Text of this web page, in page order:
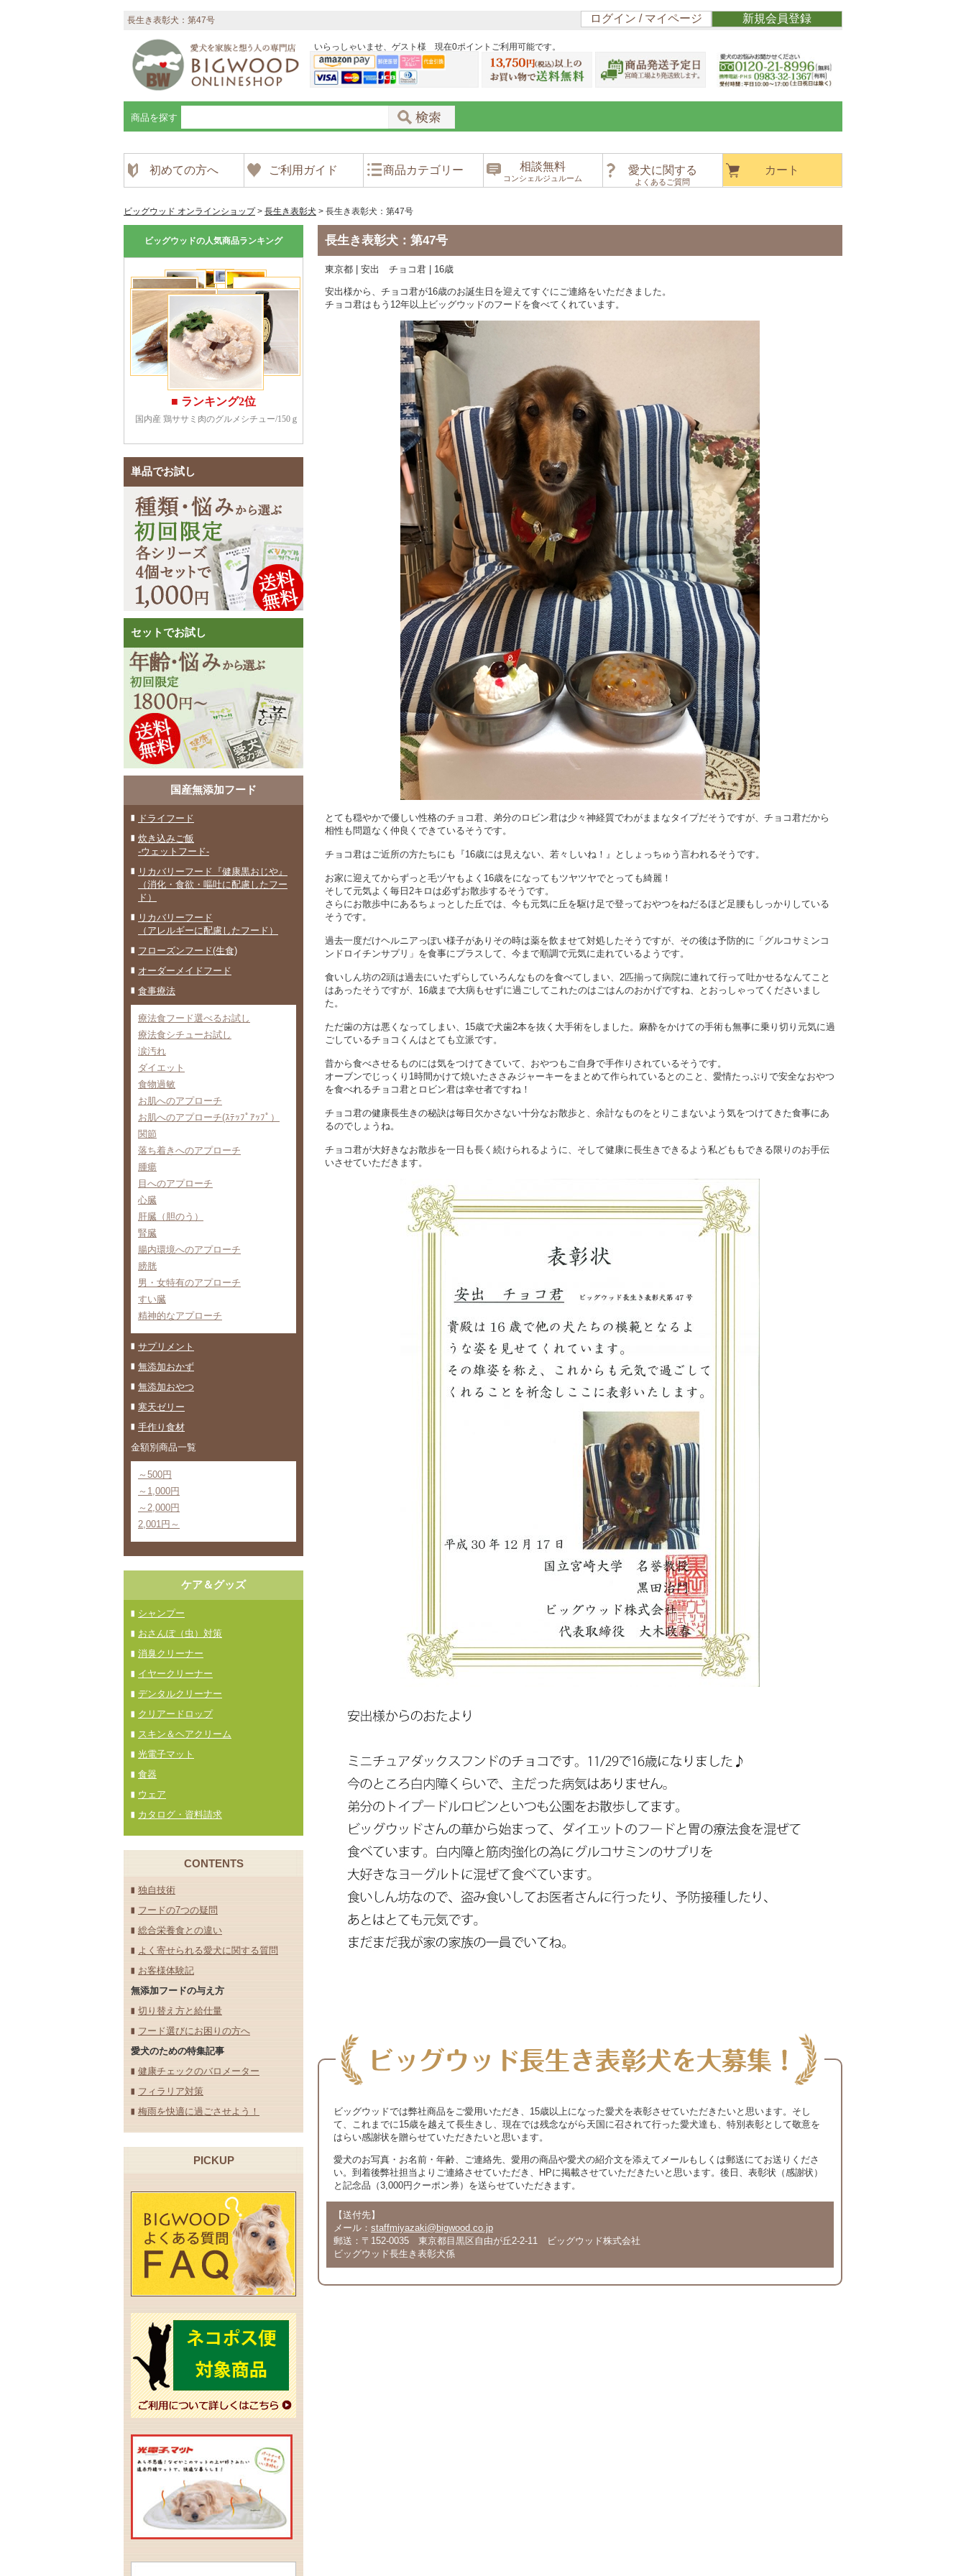
長生き表彰犬：第47号 ログイン / マイページ 新規会員登録
いらっしゃいませ、ゲスト様 現在0ポイントご利用可能です。
商品を探す
初めての方へ ご利用ガイド 商品カテゴリー 相談無料
コンシェルジュルーム
愛犬に関する
よくあるご質問
カート
ビッグウッド オンラインショップ> 長生き表彰犬 > 長生き表彰犬：第47号
長生き表彰犬：第47号
東京都 | 安出 チョコ君 | 16歳
安出様から、チョコ君が16歳のお誕生日を迎えてすぐにご連絡をいただきました。
チョコ君はもう12年以上ビッグウッドのフードを食べてくれています。
とても穏やかで優しい性格のチョコ君、弟分のロビン君は少々神経質でわがままなタイプだそうですが、チョコ君だから
相性も問題なく仲良くできているそうです。
チョコ君はご近所の方たちにも『16歳には見えない、若々しいね！』としょっちゅう言われるそうです。
お家に迎えてからずっと毛ヅヤもよく16歳をになってもツヤツヤでとっても綺麗！
そして元気よく毎日2キロは必ずお散歩するそうです。
さらにお散歩中にあるちょっとした丘では、今も元気に丘を駆け足で登っておやつをねだるほど足腰もしっかりしている
そうです。
過去一度だけヘルニアっぽい様子がありその時は薬を飲ませて対処したそうですが、その後は予防的に「グルコサミンコ
ンドロイチンサプリ」を食事にプラスして、今まで順調で元気に走れているようです。
食いしん坊の2頭は過去にいたずらしていろんなものを食べてしまい、2匹揃って病院に連れて行って吐かせるなんてこと
はあったそうですが、16歳まで大病もせずに過ごしてこれたのはごはんのおかげですね、とおっしゃってくださいまし
た。
ただ歯の方は悪くなってしまい、15歳で犬歯2本を抜く大手術をしました。麻酔をかけての手術も無事に乗り切り元気に過
ごしているチョコくんはとても立派です。
昔から食べさせるものには気をつけてきていて、おやつもご自身で手作りされているそうです。
オーブンでじっくり1時間かけて焼いたささみジャーキーをまとめて作られているとのこと、愛情たっぷりで安全なおやつ
を食べれるチョコ君とロビン君は幸せ者ですね！
チョコ君の健康長生きの秘訣は毎日欠かさない十分なお散歩と、余計なものをとりこまないよう気をつけてきた食事にあ
るのでしょうね。
チョコ君が大好きなお散歩を一日も長く続けられるように、そして健康に長生きできるよう私どももできる限りのお手伝
いさせていただきます。
ビッグウッドでは弊社商品をご愛用いただき、15歳以上になった愛犬を表彰させていただきたいと思います。そし
て、これまでに15歳を越えて長生きし、現在では残念ながら天国に召されて行った愛犬達も、特別表彰として敬意を
はらい感謝状を贈らせていただきたいと思います。
愛犬のお写真・お名前・年齢、ご連絡先、愛用の商品や愛犬の紹介文を添えてメールもしくは郵送にてお送りくださ
い。到着後弊社担当よりご連絡させていただき、HPに掲載させていただきたいと思います。後日、表彰状（感謝状）
と記念品（3,000円クーポン券）を送らせていただきます。
【送付先】
メール： staffmiyazaki@bigwood.co.jp
郵送：〒152-0035 東京都目黒区自由が丘2-2-11 ビッグウッド株式会社
ビッグウッド長生き表彰犬係
ビッグウッドの人気商品ランキング
単品でお試し
セットでお試し
国産無添加フード
ドライフード
炊き込みご飯
-ウェットフード-
リカバリーフード『健康黒おじや』
（消化・食欲・嘔吐に配慮したフー
ド）
リカバリーフード
（アレルギーに配慮したフード）
フローズンフード(生食)
オーダーメイドフード
食事療法
療法食フード選べるお試し
療法食シチューお試し
涙汚れ
ダイエット
食物過敏
お肌へのアプローチ
お肌へのアプローチ(ｽﾃｯﾌﾟｱｯﾌﾟ）
関節
落ち着きへのアプローチ
腫瘍
目へのアプローチ
心臓
肝臓（胆のう）
腎臓
腸内環境へのアプローチ
膀胱
男・女特有のアプローチ
すい臓
精神的なアプローチ
サプリメント
無添加おかず
無添加おやつ
寒天ゼリー
手作り食材
金額別商品一覧
～500円
～1,000円
～2,000円
2,001円～
ケア＆グッズ
シャンプー
おさんぽ（虫）対策
消臭クリーナー
イヤークリーナー
デンタルクリーナー
クリアードロップ
スキン＆ヘアクリーム
光電子マット
食器
ウェア
カタログ・資料請求
CONTENTS
独自技術
フードの7つの疑問
総合栄養食との違い
よく寄せられる愛犬に関する質問
お客様体験記
無添加フードの与え方
切り替え方と給仕量
フード選びにお困りの方へ
愛犬のための特集記事
健康チェックのバロメーター
フィラリア対策
梅雨を快適に過ごさせよう！
PICKUP